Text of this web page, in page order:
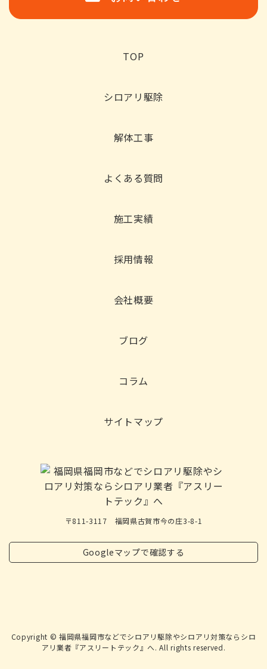
TOP
シロアリ駆除
解体工事
よくある質問
施工実績
採用情報
会社概要
ブログ
コラム
サイトマップ
〒811-3117 福岡県古賀市今の庄3-8-1
Googleマップで確認する
Copyright © 福岡県福岡市などでシロアリ駆除やシロアリ対策ならシロ
アリ業者『アスリートテック』へ. All rights reserved.